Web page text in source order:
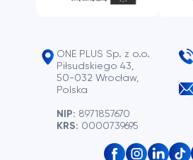
ONE PLUS Sp. z o.o.
Piłsudskiego 43,
50-032 Wrocław,
Polska
NIP: 8971857670
KRS: 0000739695